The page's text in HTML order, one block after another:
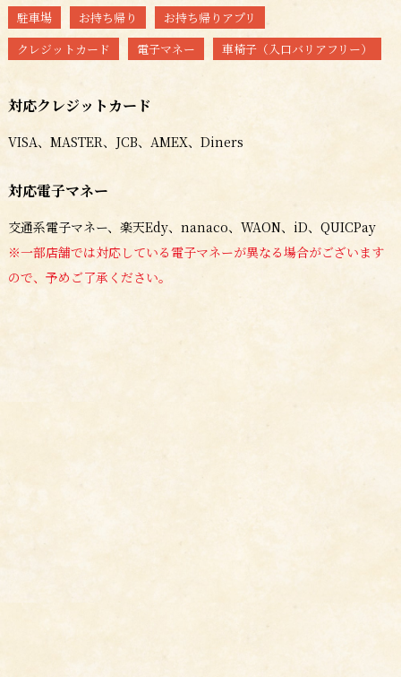
駐車場 お持ち帰り
お持ち帰りアプリ
クレジットカード
電子マネー 車椅子（入口バリアフリー）
対応クレジットカード
VISA、MASTER、JCB、AMEX、Diners
対応電子マネー
交通系電子マネー、楽天Edy、nanaco、WAON、iD、QUICPay
※一部店舗では対応している電子マネーが異なる場合がございます
ので、予めご了承ください。